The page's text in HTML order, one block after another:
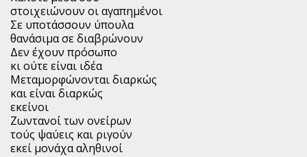
στοιχειώνουν οι αγαπημένοι
Σε υποτάσσουν ύπουλα
θανάσιμα σε διαβρώνουν
Δεν έχουν πρόσωπο
κι ούτε είναι ιδέα
Μεταμορφώνονται διαρκώς
και είναι διαρκώς
εκείνοι
Ζωντανοί των ονείρων
τούς ψαύεις και ριγούν
εκεί μονάχα αληθινοί